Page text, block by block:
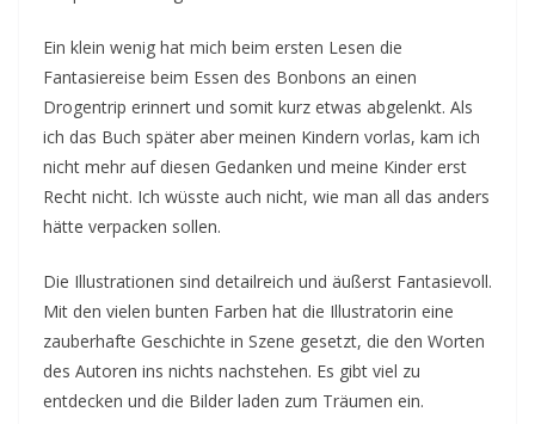
Ein klein wenig hat mich beim ersten Lesen die
Fantasiereise beim Essen des Bonbons an einen
Drogentrip erinnert und somit kurz etwas abgelenkt. Als
ich das Buch später aber meinen Kindern vorlas, kam ich
nicht mehr auf diesen Gedanken und meine Kinder erst
Recht nicht. Ich wüsste auch nicht, wie man all das anders
hätte verpacken sollen.
Die Illustrationen sind detailreich und äußerst Fantasievoll.
Mit den vielen bunten Farben hat die Illustratorin eine
zauberhafte Geschichte in Szene gesetzt, die den Worten
des Autoren ins nichts nachstehen. Es gibt viel zu
entdecken und die Bilder laden zum Träumen ein.